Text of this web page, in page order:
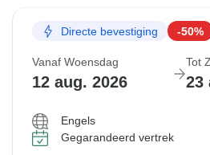
Directe bevestiging -50%
Vanaf Woensdag
12 aug. 2026
Tot
23
Engels
Gegarandeerd vertrek